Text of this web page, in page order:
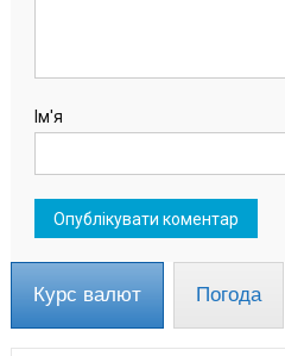
Ім'я
Курс валют Погода